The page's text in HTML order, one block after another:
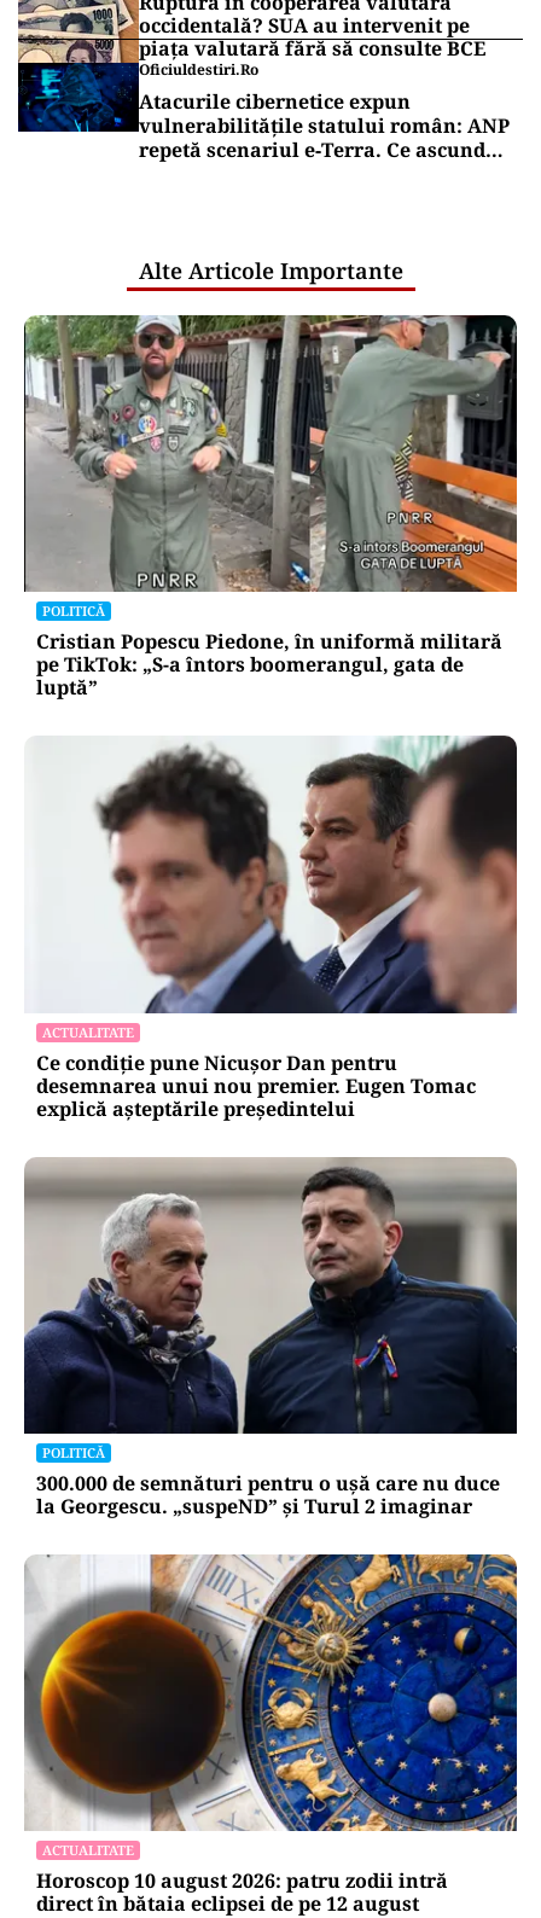
occidentală? SUA au intervenit pe
piața valutară fără să consulte BCE
Oficiuldestiri.ro
Atacurile cibernetice expun
vulnerabilitățile statului român: ANP
repetă scenariul e‑Terra. Ce ascund
Alte Articole Importante
POLITICĂ
Cristian Popescu Piedone, în uniformă militară
pe TikTok: „S-a întors boomerangul, gata de
luptă”
ACTUALITATE
Ce condiție pune Nicușor Dan pentru
desemnarea unui nou premier. Eugen Tomac
explică așteptările președintelui
POLITICĂ
300.000 de semnături pentru o ușă care nu duce
la Georgescu. „suspeND” și Turul 2 imaginar
ACTUALITATE
Horoscop 10 august 2026: patru zodii intră
direct în bătaia eclipsei de pe 12 august